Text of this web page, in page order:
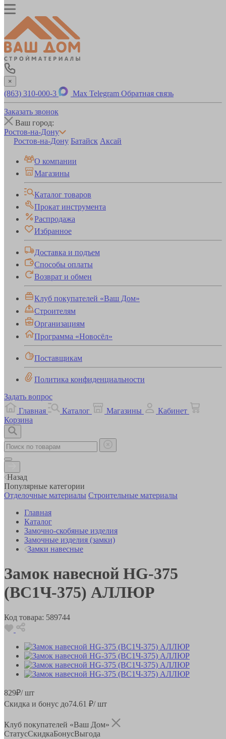
×
(863) 310-000-3 Max Telegram Обратная связь
Заказать звонок
Ваш город:
Ростов-на-Дону
Ростов-на-Дону Батайск Аксай
О компании
Магазины
Каталог товаров
Прокат инструмента
Распродажа
Избранное
Доставка и подъем
Способы оплаты
Возврат и обмен
Клуб покупателей «Ваш Дом»
Строителям
Организациям
Программа «Новосёл»
Поставщикам
Политика конфиденциальности
Задать вопрос
Главная
Каталог Магазины
Кабинет
Корзина
Назад
Популярные категории
Отделочные материалы Строительные материалы
Главная
Каталог
Замочно-скобяные изделия
Замочные изделия (замки)
Замки навесные
Замок навесной HG-375
(ВС1Ч-375) АЛЛЮР
Код товара: 589744
829₽/ шт
Скидка и бонус до74.61 ₽/ шт
Клуб покупателей «Ваш Дом»
СтатусСкидкаБонусВыгода